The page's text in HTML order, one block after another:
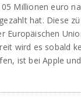
Millionen euro
hat. Diese
Europäischen
wird es sobald
ist bei Apple